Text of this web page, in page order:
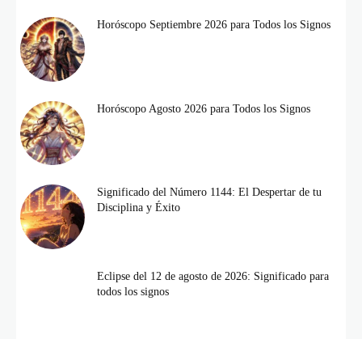
Horóscopo Septiembre 2026 para Todos los Signos
Horóscopo Agosto 2026 para Todos los Signos
Significado del Número 1144: El Despertar de tu
Disciplina y Éxito
Eclipse del 12 de agosto de 2026: Significado para
todos los signos